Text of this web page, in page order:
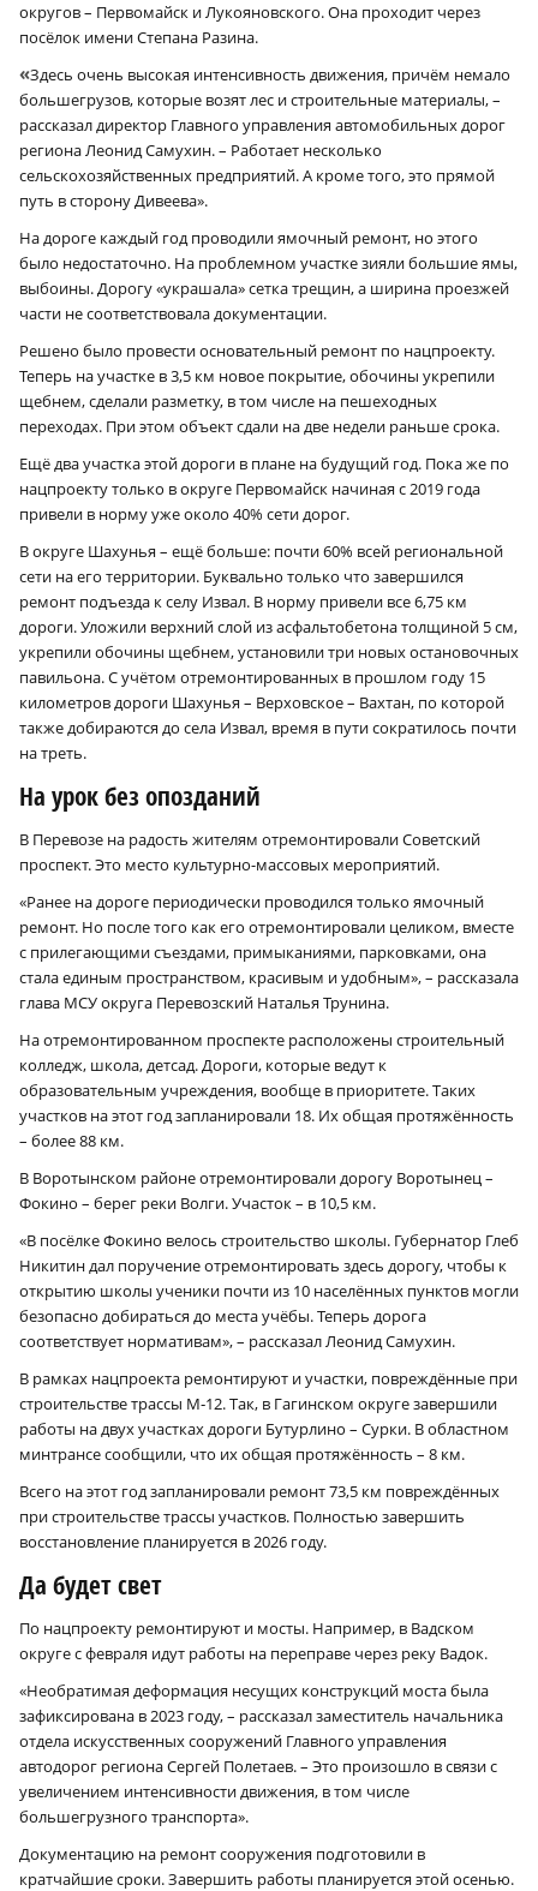
округов – Первомайск и Лукояновского. Она проходит через
посёлок имени Степана Разина.
«Здесь очень высокая интенсивность движения, причём немало
большегрузов, которые возят лес и строительные материалы, –
рассказал директор Главного управления автомобильных дорог
региона Леонид Самухин. – Работает несколько
сельскохозяйственных предприятий. А кроме того, это прямой
путь в сторону Дивеева».
На дороге каждый год проводили ямочный ремонт, но этого
было недостаточно. На проблемном участке зияли большие ямы,
выбоины. Дорогу «украшала» сетка трещин, а ширина проезжей
части не соответствовала документации.
Решено было провести основательный ремонт по нацпроекту.
Теперь на участке в 3,5 км новое покрытие, обочины укрепили
щебнем, сделали разметку, в том числе на пешеходных
переходах. При этом объект сдали на две недели раньше срока.
Ещё два участка этой дороги в плане на будущий год. Пока же по
нацпроекту только в округе Первомайск начиная с 2019 года
привели в норму уже около 40% сети дорог.
В округе Шахунья – ещё больше: почти 60% всей региональной
сети на его территории. Буквально только что завершился
ремонт подъезда к селу Извал. В норму привели все 6,75 км
дороги. Уложили верхний слой из асфальтобетона толщиной 5 см,
укрепили обочины щебнем, установили три новых остановочных
павильона. С учётом отремонтированных в прошлом году 15
километров дороги Шахунья – Верховское – Вахтан, по которой
также добираются до села Извал, время в пути сократилось почти
на треть.
На урок без опозданий
В Перевозе на радость жителям отремонтировали Советский
проспект. Это место культурно-массовых мероприятий.
«Ранее на дороге периодически проводился только ямочный
ремонт. Но после того как его отремонтировали целиком, вместе
с прилегающими съездами, примыканиями, парковками, она
стала единым пространством, красивым и удобным», – рассказала
глава МСУ округа Перевозский Наталья Трунина.
На отремонтированном проспекте расположены строительный
колледж, школа, детсад. Дороги, которые ведут к
образовательным учреждения, вообще в приоритете. Таких
участков на этот год запланировали 18. Их общая протяжённость
– более 88 км.
В Воротынском районе отремонтировали дорогу Воротынец –
Фокино – берег реки Волги. Участок – в 10,5 км.
«В посёлке Фокино велось строительство школы. Губернатор Глеб
Никитин дал поручение отремонтировать здесь дорогу, чтобы к
открытию школы ученики почти из 10 населённых пунктов могли
безопасно добираться до места учёбы. Теперь дорога
соответствует нормативам», – рассказал Леонид Самухин.
В рамках нацпроекта ремонтируют и участки, повреждённые при
строительстве трассы М‑12. Так, в Гагинском округе завершили
работы на двух участках дороги Бутурлино – Сурки. В областном
минтрансе сообщили, что их общая протяжённость – 8 км.
Всего на этот год запланировали ремонт 73,5 км повреждённых
при строительстве трассы участков. Полностью завершить
восстановление планируется в 2026 году.
Да будет свет
По нацпроекту ремонтируют и мосты. Например, в Вадском
округе с февраля идут работы на переправе через реку Вадок.
«Необратимая деформация несущих конструкций моста была
зафиксирована в 2023 году, – рассказал заместитель начальника
отдела искусственных сооружений Главного управления
автодорог региона Сергей Полетаев. – Это произошло в связи с
увеличением интенсивности движения, в том числе
большегрузного транспорта».
Документацию на ремонт сооружения подготовили в
кратчайшие сроки. Завершить работы планируется этой осенью.